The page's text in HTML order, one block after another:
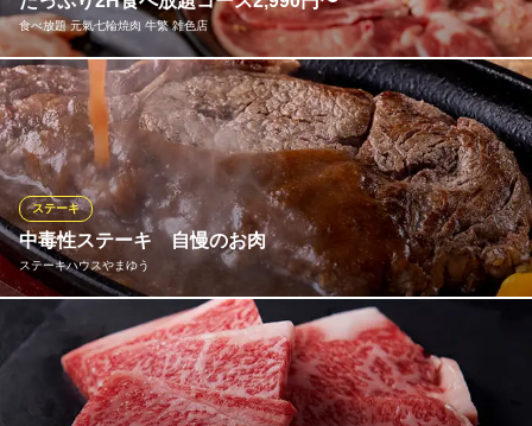
ＪＲ京浜東北線蒲田駅 徒歩2分
東京都大田区蒲田5-18-10 1F
食べ放題 元氣七輪焼肉 牛繁 雑色店
牛・豚・鶏肉はもちろん、お食事や一品料理などのサイドメニュ
ー、「味変」アイテムが楽める充実した食べ放題コースは、驚き
の制限時間「120分間」！！人気アイテム「元氣カルビ」をはじ
め、「5大看板」など当店の売れ筋アイテムを揃えた食べ放題コー
スは3種類！各種宴会や食事会、女子会でも！お楽しみください！
食べ放題 元氣七輪焼肉 牛繁 雑色店
厳選焼肉食べ放題
京急本線雑色駅 徒歩3分
東京都大田区仲六郷2-26-1 サンベアービル1F
中毒性ステーキ 自慢のお肉
ステーキハウスやまゆう
ステーキ
おろしにんにくを鉄板で焼き、香りを出して肉に合うステーキ用
醤油もしくは、 お好きな手作りステーキソースと一緒にお召し上
がりください。 すべてライスに合うように研究して作られたもの